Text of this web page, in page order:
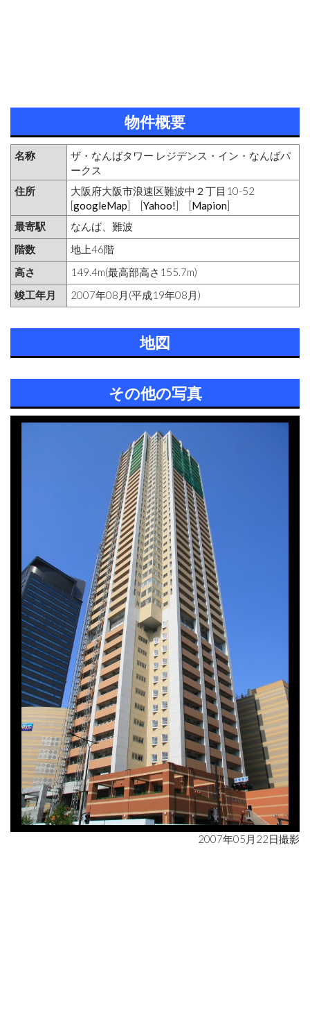
物件概要
名称
ザ・なんばタワー レジデンス・イン・なんばパ
ークス
住所
大阪府大阪市浪速区難波中２丁目10-52
[googleMap] [Yahoo!] [Mapion]
最寄駅
なんば、難波
階数
地上46階
高さ
149.4m(最高部高さ155.7m)
竣工年月
2007年08月(平成19年08月)
地図
その他の写真
2007年05月22日撮影